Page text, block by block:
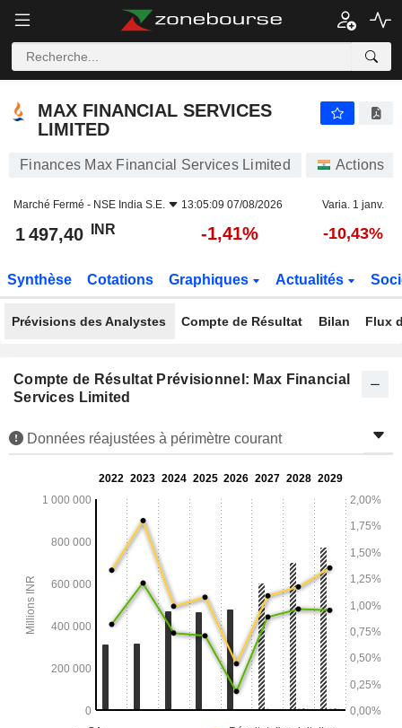
MAX FINANCIAL SERVICES
LIMITED
Finances Max Financial Services Limited Actions
Marché Fermé - NSE India S.E. 13:05:09 07/08/2026 Varia. 1 janv.
1 497,40 INR -1,41% -10,43%
Synthèse Cotations Graphiques Actualités
Prévisions des Analystes Compte de Résultat Bilan Flux
Compte de Résultat Prévisionnel: Max Financial
Services Limited
Données réajustées à périmètre courant